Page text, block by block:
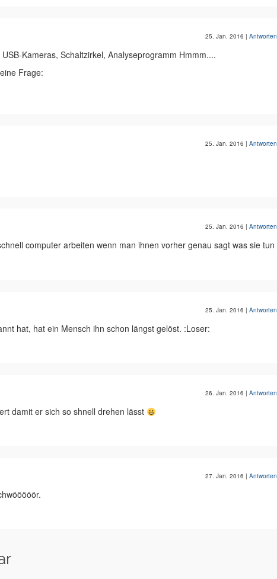
25. Jan. 2016 | Antworten
Kameras, Schaltzirkel, Analyseprogramm Hmmm....
Frage:
25. Jan. 2016 | Antworten
25. Jan. 2016 | Antworten
computer arbeiten wenn man ihnen vorher genau sagt was sie tun
25. Jan. 2016 | Antworten
hat, hat ein Mensch ihn schon längst gelöst. :Loser:
26. Jan. 2016 | Antworten
damit er sich so shnell drehen lässt
27. Jan. 2016 | Antworten